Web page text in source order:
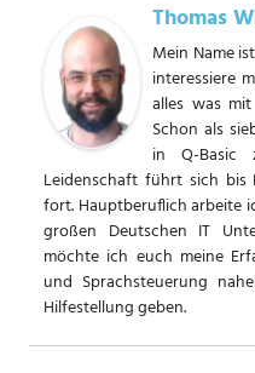
Thomas
Mein Name
interessiere
alles was
Schon als
in Q-Basic
Leidenschaft führt sich bis
fort. Hauptberuflich arbeite
großen Deutschen IT
möchte ich euch meine
und Sprachsteuerung
Hilfestellung geben.